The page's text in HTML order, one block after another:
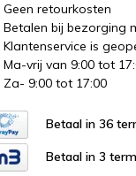
Geen retourkosten
Betalen bij bezorging
Klantenservice is
Ma-vrij van 9:00 tot
Za- 9:00 tot 17:00
Betaal in 36
Betaal in 3